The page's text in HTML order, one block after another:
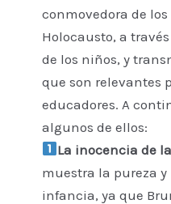
conmovedora de los
Holocausto, a
de los niños, y
que son relevantes
educadores. A
algunos de ellos:
La inocencia de
muestra la pureza
infancia, ya que